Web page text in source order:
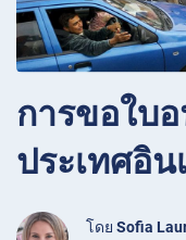
การขอใบ
ประเทศอิน
โดย Sofia